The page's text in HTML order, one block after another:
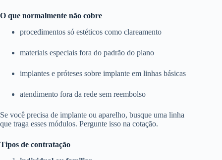
O que normalmente não cobre
procedimentos só estéticos como clareamento
materiais especiais fora do padrão do plano
implantes e próteses sobre implante em linhas básicas
atendimento fora da rede sem reembolso
Se você precisa de implante ou aparelho, busque uma linha
que traga esses módulos. Pergunte isso na cotação.
Tipos de contratação